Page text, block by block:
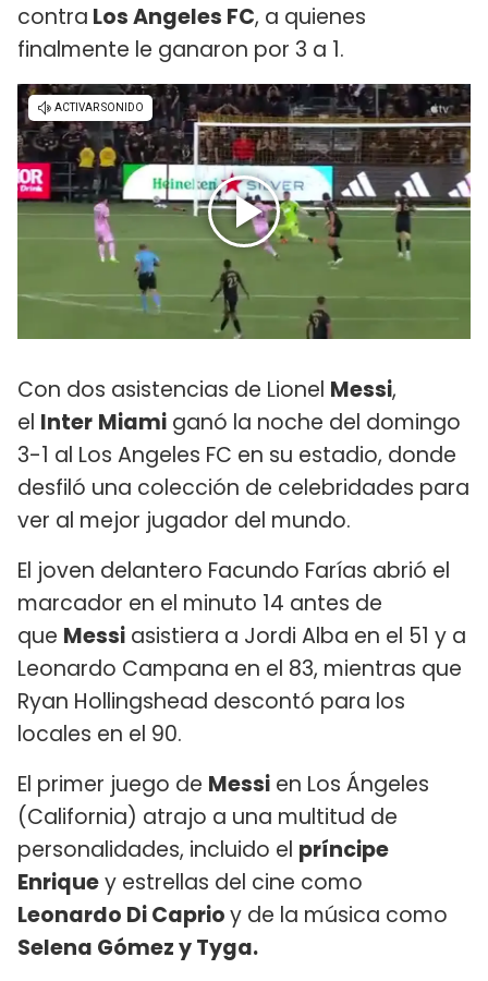
contra Los Angeles FC, a quienes
finalmente le ganaron por 3 a 1.
Con dos asistencias de Lionel Messi,
el Inter Miami ganó la noche del domingo
3-1 al Los Angeles FC en su estadio, donde
desfiló una colección de celebridades para
ver al mejor jugador del mundo.
El joven delantero Facundo Farías abrió el
marcador en el minuto 14 antes de
que Messi asistiera a Jordi Alba en el 51 y a
Leonardo Campana en el 83, mientras que
Ryan Hollingshead descontó para los
locales en el 90.
El primer juego de Messi en Los Ángeles
(California) atrajo a una multitud de
personalidades, incluido el príncipe
Enriquey estrellas del cine como
Leonardo Di Caprioy de la música como
Selena Gómez y Tyga.